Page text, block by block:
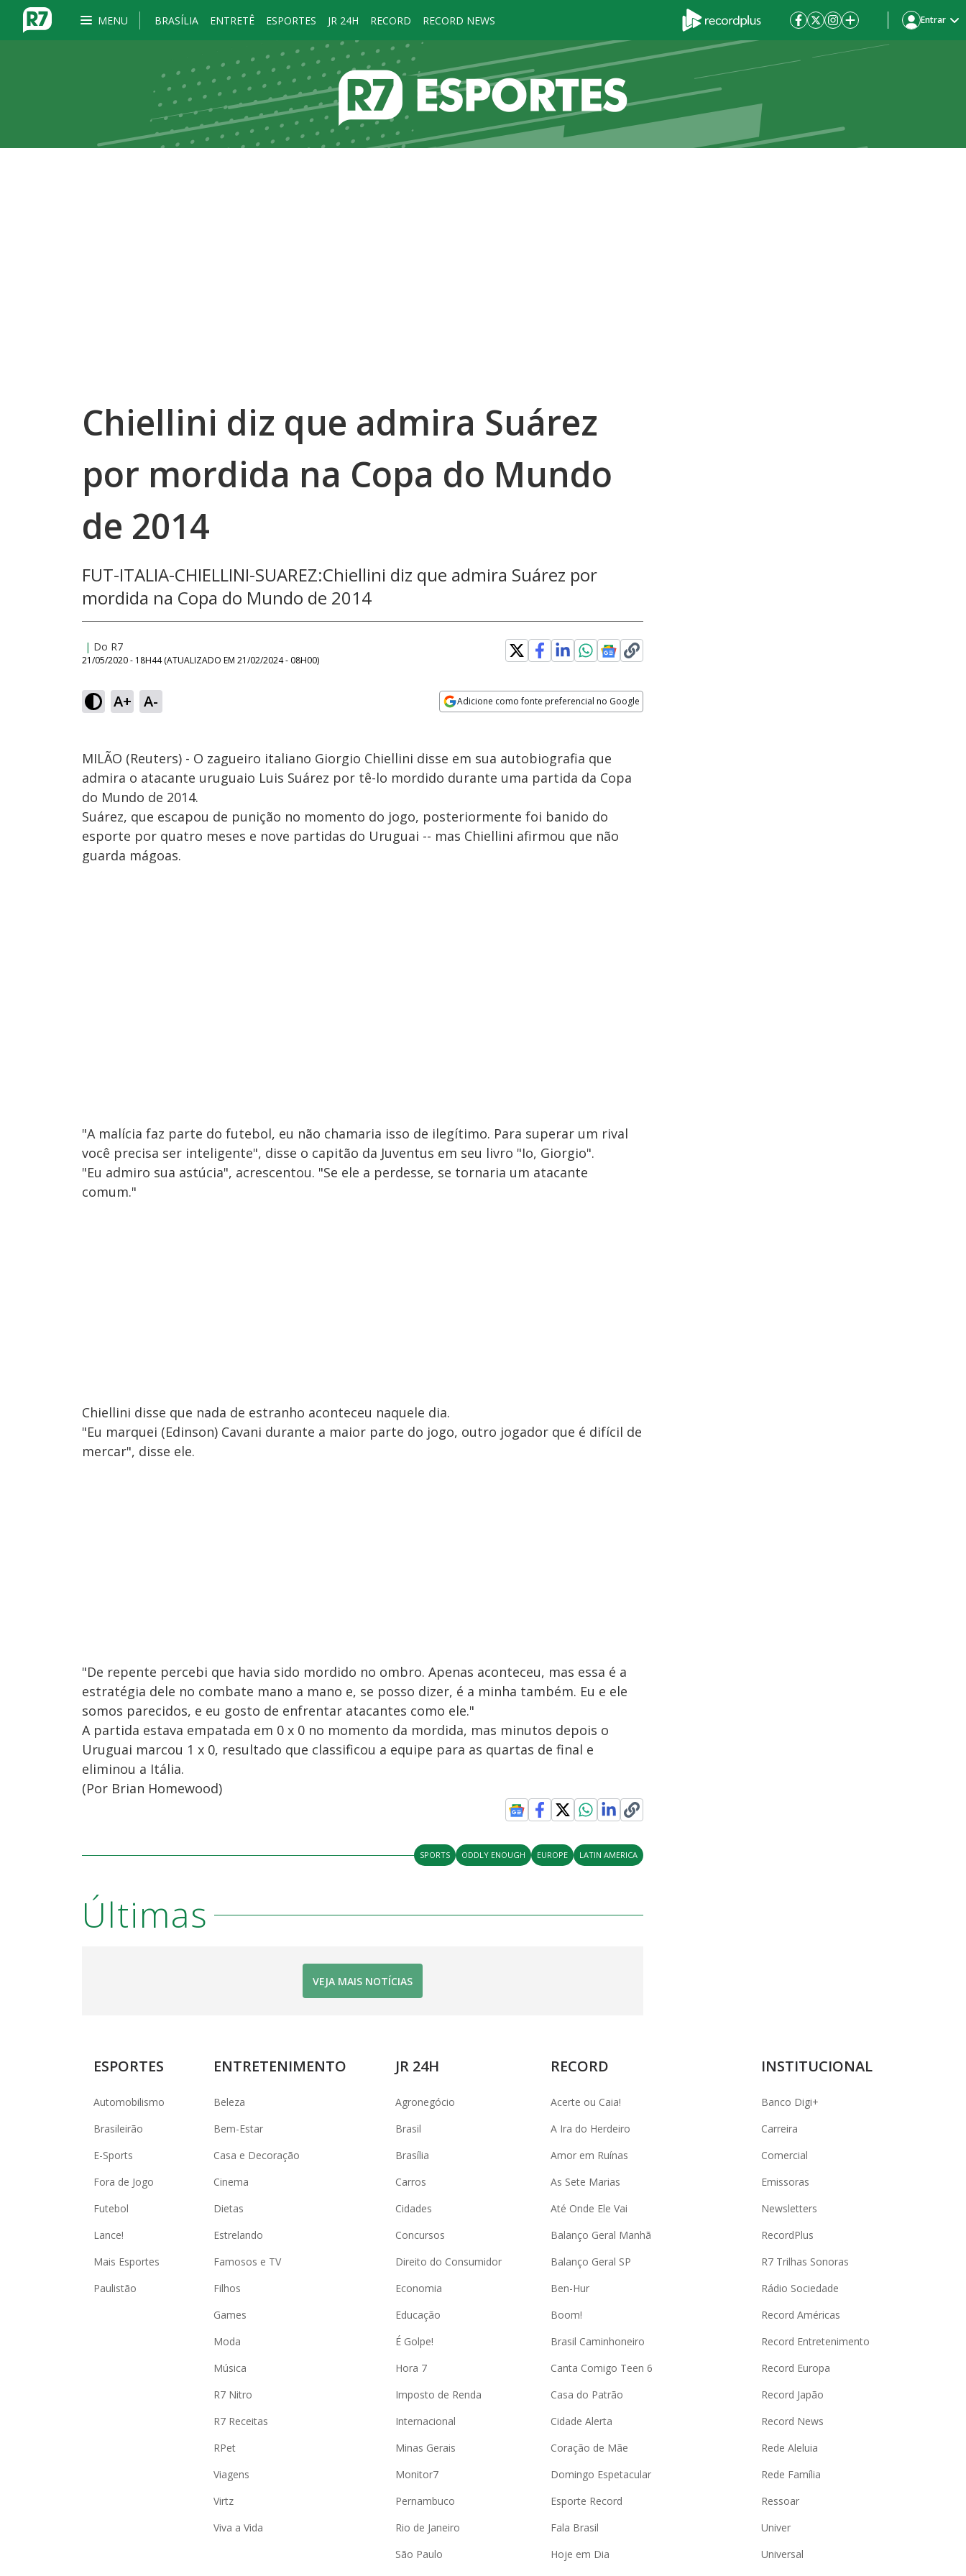
MENU BRASÍLIA ENTRETÊ ESPORTES JR 24H RECORD RECORD NEWS Entrar
Chiellini diz que admira Suárez
por mordida na Copa do Mundo
de 2014
FUT-ITALIA-CHIELLINI-SUAREZ:Chiellini diz que admira Suárez por
mordida na Copa do Mundo de 2014
| Do R7
21/05/2020 - 18H44 (ATUALIZADO EM 21/02/2024 - 08H00)
A+ A- Adicione como fonte preferencial no Google
MILÃO (Reuters) - O zagueiro italiano Giorgio Chiellini disse em sua autobiografia que
admira o atacante uruguaio Luis Suárez por tê-lo mordido durante uma partida da Copa
do Mundo de 2014.
Suárez, que escapou de punição no momento do jogo, posteriormente foi banido do
esporte por quatro meses e nove partidas do Uruguai -- mas Chiellini afirmou que não
guarda mágoas.
"A malícia faz parte do futebol, eu não chamaria isso de ilegítimo. Para superar um rival
você precisa ser inteligente", disse o capitão da Juventus em seu livro "Io, Giorgio".
"Eu admiro sua astúcia", acrescentou. "Se ele a perdesse, se tornaria um atacante
comum."
Chiellini disse que nada de estranho aconteceu naquele dia.
"Eu marquei (Edinson) Cavani durante a maior parte do jogo, outro jogador que é difícil de
mercar", disse ele.
"De repente percebi que havia sido mordido no ombro. Apenas aconteceu, mas essa é a
estratégia dele no combate mano a mano e, se posso dizer, é a minha também. Eu e ele
somos parecidos, e eu gosto de enfrentar atacantes como ele."
A partida estava empatada em 0 x 0 no momento da mordida, mas minutos depois o
Uruguai marcou 1 x 0, resultado que classificou a equipe para as quartas de final e
eliminou a Itália.
(Por Brian Homewood)
SPORTS ODDLY ENOUGH EUROPE LATIN AMERICA
Últimas
VEJA MAIS NOTÍCIAS
ESPORTES
Automobilismo
Brasileirão
E-Sports
Fora de Jogo
Futebol
Lance!
Mais Esportes
Paulistão
ENTRETENIMENTO
Beleza
Bem-Estar
Casa e Decoração
Cinema
Dietas
Estrelando
Famosos e TV
Filhos
Games
Moda
Música
R7 Nitro
R7 Receitas
RPet
Viagens
Virtz
Viva a Vida
JR 24H
Agronegócio
Brasil
Brasília
Carros
Cidades
Concursos
Direito do Consumidor
Economia
Educação
É Golpe!
Hora 7
Imposto de Renda
Internacional
Minas Gerais
Monitor7
Pernambuco
Rio de Janeiro
São Paulo
RECORD
Acerte ou Caia!
A Ira do Herdeiro
Amor em Ruínas
As Sete Marias
Até Onde Ele Vai
Balanço Geral Manhã
Balanço Geral SP
Ben-Hur
Boom!
Brasil Caminhoneiro
Canta Comigo Teen 6
Casa do Patrão
Cidade Alerta
Coração de Mãe
Domingo Espetacular
Esporte Record
Fala Brasil
Hoje em Dia
INSTITUCIONAL
Banco Digi+
Carreira
Comercial
Emissoras
Newsletters
RecordPlus
R7 Trilhas Sonoras
Rádio Sociedade
Record Américas
Record Entretenimento
Record Europa
Record Japão
Record News
Rede Aleluia
Rede Família
Ressoar
Univer
Universal